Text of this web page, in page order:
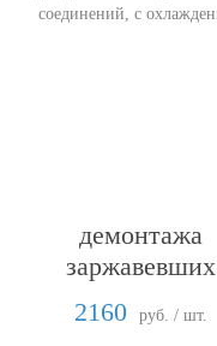
демонтажа
заржавевших
соединений, с
охлаждением
2160 руб. / шт.